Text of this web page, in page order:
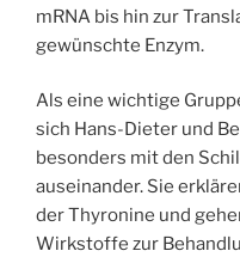
mRNA bis hin zur
gewünschte Enzym.
Als eine wichtige
sich Hans-Dieter und
besonders mit den
auseinander. Sie
der Thyronine und
Wirkstoffe zur